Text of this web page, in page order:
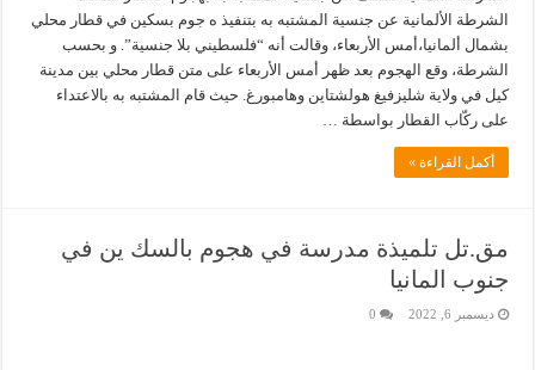
الشرطة الألمانية عن جنسية المشتبه به بتنفيذ ه جوم بسكين في قطار محلي
بشمال ألمانيا،أمس الأربعاء، وقالت أنه “فلسطيني بلا جنسية”. و بحسب
الشرطة، وقع الهجوم بعد ظهر أمس الأربعاء على متن قطار محلي بين مدينة
كيل في ولاية شليزفيغ هولشتاين وهامبورغ. حيث قام المشتبه به بالاعتداء
على ركّاب القطار بواسطة …
أكمل القراءة »
مق.تل تلميذة مدرسة في هجوم بالسك ين في
جنوب المانيا
ديسمبر 6, 2022 0